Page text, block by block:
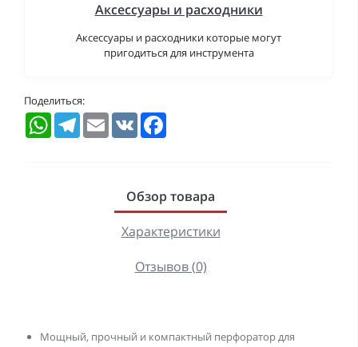
Аксессуары и расходники
Аксессуары и расходники которые могут
пригодиться для инструмента
Поделиться:
WhatsAppTelegramEmail VK
Обзор товара
Характеристики
Отзывов (0)
Мощный, прочный и компактный перфоратор для